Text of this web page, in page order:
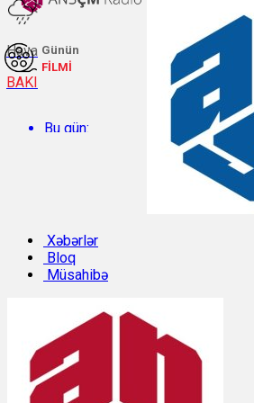
Hava
BAKI
Bu gün:
Temperatur: 26.5°C. Rütubət: 64%.
Sabah:
Günün
FİLMİ
Xəbərlər
Bloq
Müsahibə